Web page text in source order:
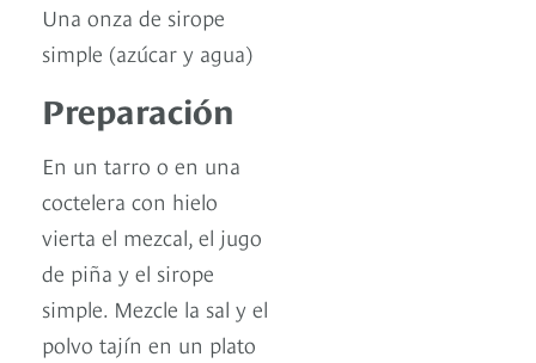
Una onza de sirope
simple (azúcar y agua)
Preparación
En un tarro o en una
coctelera con hielo
vierta el mezcal, el jugo
de piña y el sirope
simple. Mezcle la sal y el
polvo tajín en un plato